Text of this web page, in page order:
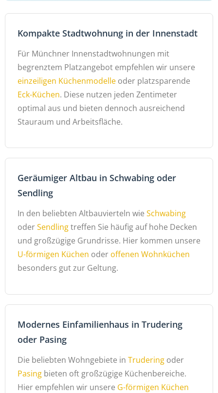
Kompakte Stadtwohnung in der Innenstadt
Für Münchner Innenstadtwohnungen mit
begrenztem Platzangebot empfehlen wir unsere
einzeiligen Küchenmodelle oder platzsparende
Eck-Küchen. Diese nutzen jeden Zentimeter
optimal aus und bieten dennoch ausreichend
Stauraum und Arbeitsfläche.
Geräumiger Altbau in Schwabing oder
Sendling
In den beliebten Altbauvierteln wie Schwabing
oderSendlingtreffen Sie häufig auf hohe Decken
und großzügige Grundrisse. Hier kommen unsere
U-förmigen Küchen oder offenen Wohnküchen
besonders gut zur Geltung.
Modernes Einfamilienhaus in Trudering
oder Pasing
Die beliebten Wohngebiete in Trudering oder
Pasing bieten oft großzügige Küchenbereiche.
Hier empfehlen wir unsere G-förmigen Küchen